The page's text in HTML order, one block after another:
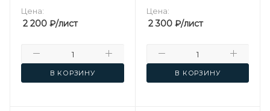
Цена:
2 200 ₽/лист
В КОРЗИНУ
Цена:
2 300₽/лист
В КОРЗИНУ